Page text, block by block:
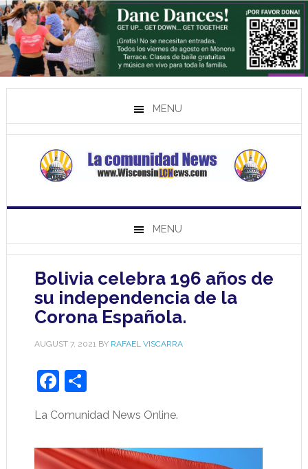
MENU
MENU
Bolivia celebra 196 años de
su independencia de la
Corona Española.
AUGUST 7, 2021BY RAFAEL VISCARRA
Facebook
Share
La Comunidad News Online.